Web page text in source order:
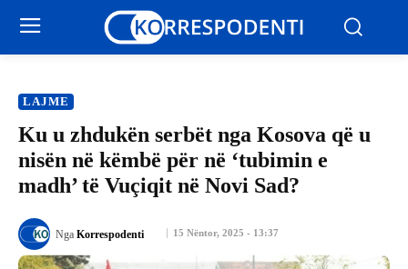
LAJME
Ku u zhdukën serbët nga Kosova që u
nisën në këmbë për në ‘tubimin e
madh’ të Vuçiqit në Novi Sad?
15 Nëntor, 2025 - 13:37
Nga Korrespodenti